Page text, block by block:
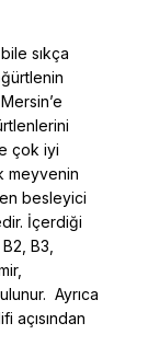
sıkça
çok iyi
meyvenin
besleyici
İçerdiği
B3,
Ayrıca
açısından